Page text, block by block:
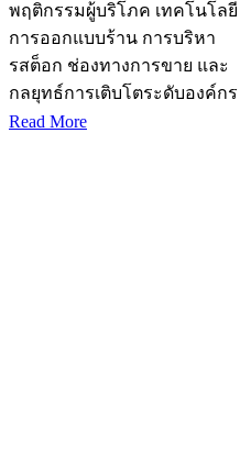
พฤติกรรมผู้บริโภค เทคโนโลยี
การออกแบบร้าน การบริหา
รสต็อก ช่องทางการขาย และ
กลยุทธ์การเติบโตระดับองค์กร
Read More